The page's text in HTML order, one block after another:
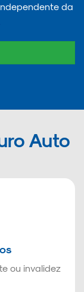
da
Auto
ou invalidez